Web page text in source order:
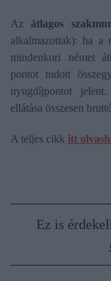
Az átlagos
alkalmazottak): ha a
mindenkori német
pontot tudott
nyugdíjpontot
ellátása összesen
A teljes cikk itt
Ez is